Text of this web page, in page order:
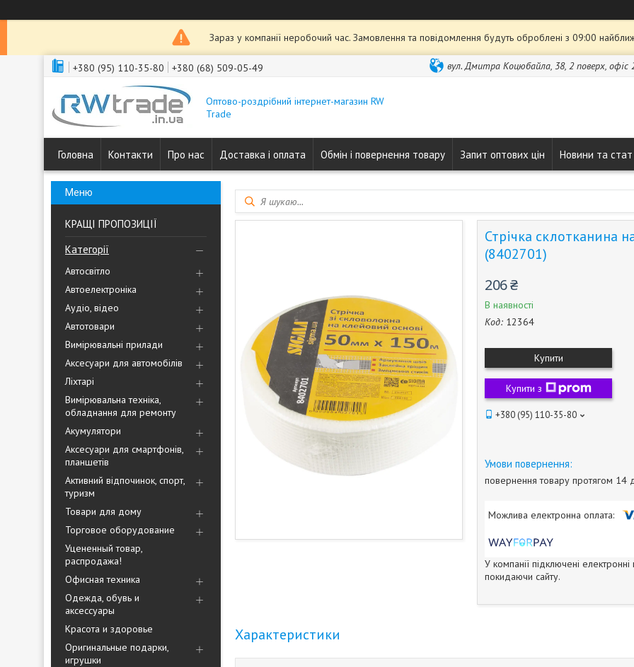
Зараз у компанії неробочий час. Замовлення та повідомлення будуть оброблені з 09:00
+380 (95) 110-35-80 +380 (68) 509-05-49 вул. Дмитра Коцюбайла, 38, 2 поверх, офіс
Оптово-роздрібний інтернет-магазин RW
Trade
Головна Контакти Про нас Доставка і оплата Обмін і повернення товару Запит оптових цін Новини та
КРАЩІ ПРОПОЗИЦІЇ
Категорії
Автосвітло
Автоелектроніка
Аудіо, відео
Автотовари
Вимірювальні прилади
Аксесуари для автомобілів
Ліхтарі
Вимірювальна техніка,
обладнання для ремонту
Акумулятори
Аксесуари для смартфонів,
планшетів
Активний відпочинок, спорт,
туризм
Товари для дому
Торговое оборудование
Уцененный товар,
распродажа!
Офисная техника
Одежда, обувь и
аксессуары
Красота и здоровье
Оригинальные подарки,
игрушки
Стрічка склотканина
(8402701)
206 ₴
В наявності
Код: 12364
Купити
Купити з
+380 (95) 110-35-80
повернення товару протягом 14
У компанії підключені
покидаючи сайту.
Характеристики